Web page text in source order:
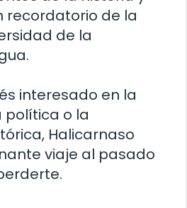
recordatorio de la
de la
interesado en la
política o la
Halicarnaso
viaje al pasado